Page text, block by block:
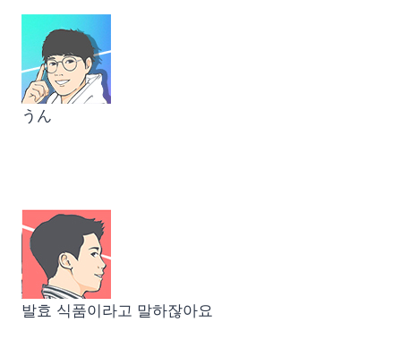
うん
발효 식품이라고 말하잖아요